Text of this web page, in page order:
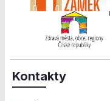
Kontakty